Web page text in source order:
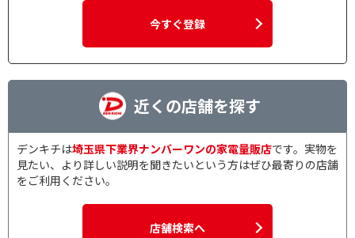
今すぐ登録
近くの店舗を探す
デンキチは埼玉県下業界ナンバーワンの家電量販店です。実物を
見たい、より詳しい説明を聞きたいという方はぜひ最寄りの店舗
をご利用ください。
店舗検索へ